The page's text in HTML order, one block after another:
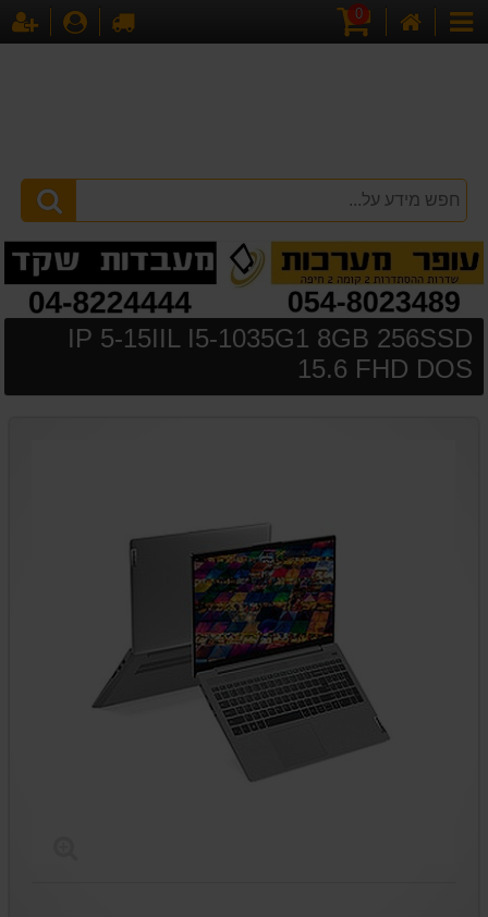
קטגוריות
0
לקופה
IP 5-15IIL I5-1035G1 8GB 256SSD
15.6 FHD DOS